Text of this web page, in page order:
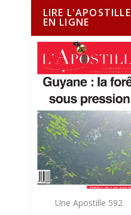
LIRE L'APOSTILLE
EN LIGNE
Une Apostille 592